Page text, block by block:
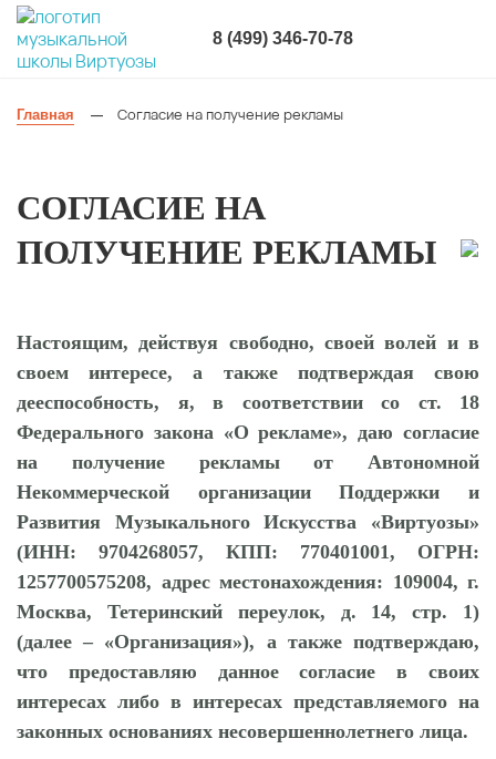
8 (499) 346-70-78
Главная — Согласие на получение рекламы
СОГЛАСИЕ НА
ПОЛУЧЕНИЕ РЕКЛАМЫ
Настоящим, действуя свободно, своей волей и в
своем интересе, а также подтверждая свою
дееспособность, я, в соответствии со ст. 18
Федерального закона «О рекламе», даю согласие
на получение рекламы от Автономной
Некоммерческой организации Поддержки и
Развития Музыкального Искусства «Виртуозы»
(ИНН: 9704268057, КПП: 770401001, ОГРН:
1257700575208, адрес местонахождения: 109004, г.
Москва, Тетеринский переулок, д. 14, стр. 1)
(далее – «Организация»), а также подтверждаю,
что предоставляю данное согласие в своих
интересах либо в интересах представляемого на
законных основаниях несовершеннолетнего лица.